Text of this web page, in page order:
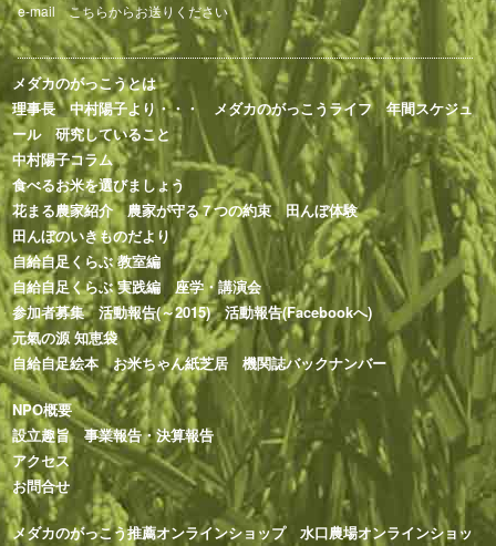
e-mailこちらからお送りください
メダカのがっこうとは
理事長 中村陽子より・・・
メダカのがっこうライフ
年間スケジュ
ール
研究していること
中村陽子コラム
食べるお米を選びましょう
花まる農家紹介
農家が守る７つの約束
田んぼ体験
田んぼのいきものだより
自給自足くらぶ 教室編
自給自足くらぶ 実践編
座学・講演会
参加者募集
活動報告(～2015)
活動報告(Facebookへ)
元氣の源 知恵袋
自給自足絵本
お米ちゃん紙芝居 機関誌バックナンバー
NPO概要
設立趣旨
事業報告・決算報告
アクセス
お問合せ
メダカのがっこう推薦オンラインショップ 水口農場オンラインショッ